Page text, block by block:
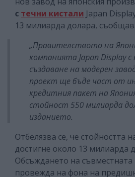
с течни кистали Japan
13 милиарда долара,
„Правителството на
компанията Japan Display
създаване на модерен
проект ще бъде част от
кредитния пакет на
стойност 550 милиарда
изданието.
Отбелязва се, че стойността
достигне около 13 милиарда
Обсъждането на
провежда на фона на